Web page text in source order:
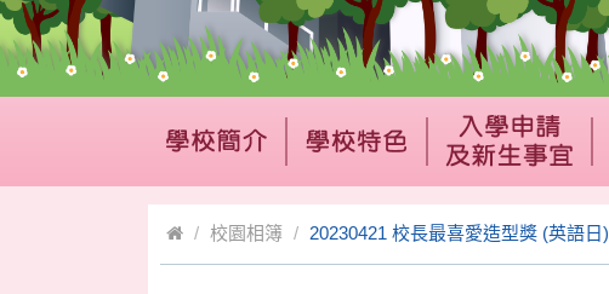
校園相簿 20230421 校長最喜愛造型獎 (英語日)